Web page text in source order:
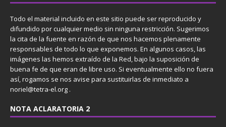
Todo el material incluido en este sitio puede ser reproducido y
difundido por cualquier medio sin ninguna restricción. Sugerimos
la cita de la fuente en razón de que nos hacemos plenamente
responsables de todo lo que exponemos. En algunos casos, las
imágenes las hemos extraído de la Red, bajo la suposición de
buena fe de que eran de libre uso. Si eventualmente ello no fuera
así, rogamos se nos avise para sustituirlas de inmediato a
noriel@tetra-el.org .
NOTA ACLARATORIA 2